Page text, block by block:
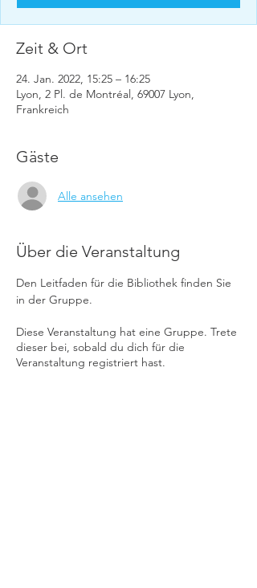
Zeit & Ort
24. Jan. 2022, 15:25 – 16:25
Lyon, 2 Pl. de Montréal, 69007 Lyon,
Frankreich
Gäste
Alle ansehen
Über die Veranstaltung
Den Leitfaden für die Bibliothek finden Sie
in der Gruppe.
Diese Veranstaltung hat eine Gruppe. Trete
dieser bei, sobald du dich für die
Veranstaltung registriert hast.